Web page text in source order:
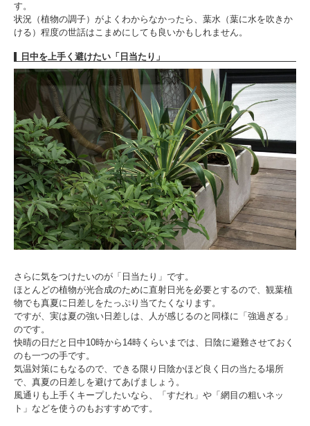
す。
状況（植物の調子）がよくわからなかったら、葉水（葉に水を吹きか
ける）程度の世話はこまめにしても良いかもしれません。
日中を上手く避けたい「日当たり」
さらに気をつけたいのが「日当たり」です。
ほとんどの植物が光合成のために直射日光を必要とするので、観葉植
物でも真夏に日差しをたっぷり当てたくなります。
ですが、実は夏の強い日差しは、人が感じるのと同様に「強過ぎる」
のです。
快晴の日だと日中10時から14時くらいまでは、日陰に避難させておく
のも一つの手です。
気温対策にもなるので、できる限り日陰かほど良く日の当たる場所
で、真夏の日差しを避けてあげましょう。
風通りも上手くキープしたいなら、「すだれ」や「網目の粗いネッ
ト」などを使うのもおすすめです。